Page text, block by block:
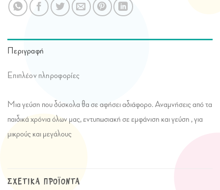
Περιγραφή
Επιπλέον πληροφορίες
Μια γεύση που δύσκολα θα σε αφήσει αδιάφορο. Αναμνήσεις από τα
παιδικά χρόνια όλων μας, εντυπωσιακή σε εμφάνιση και γεύση , για
μικρούς και μεγάλους
ΣΧΕΤΙΚΆ ΠΡΟΪΌΝΤΑ